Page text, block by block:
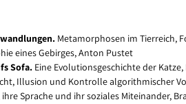
Metamorphosen im Tierreich,
eines Gebirges, Anton Pustet
Sofa. Eine Evolutionsgeschichte der Katze,
Illusion und Kontrolle algorithmischer
ihre Sprache und ihr soziales Miteinander,